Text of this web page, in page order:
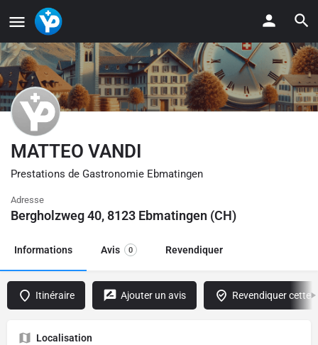
MATTEO VANDI
Prestations de Gastronomie Ebmatingen
Adresse
Bergholzweg 40, 8123 Ebmatingen (CH)
Informations Avis 0 Revendiquer
Itinéraire Ajouter un avis Revendiquer cette
Localisation